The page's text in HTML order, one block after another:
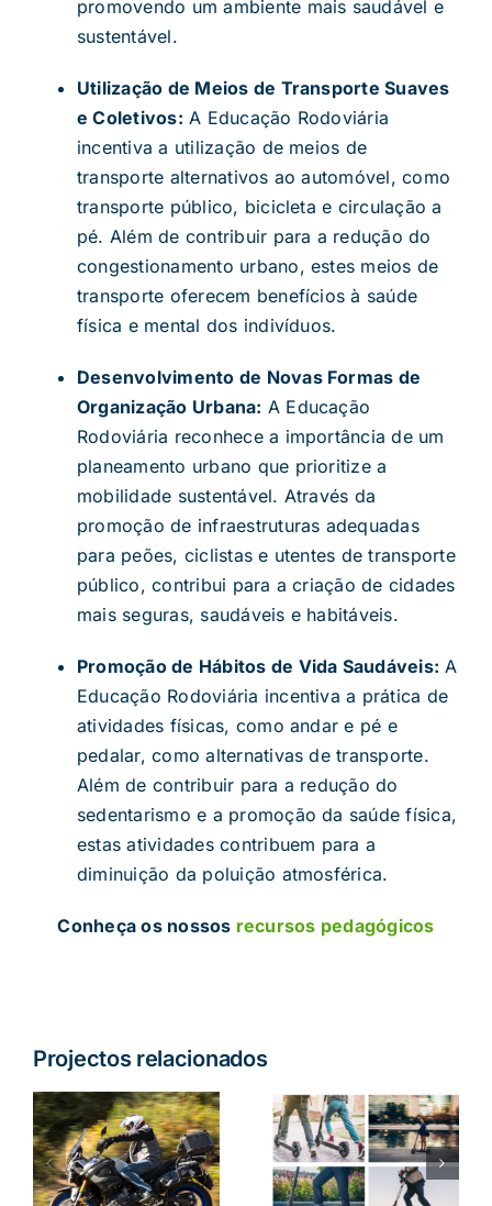
promovendo um ambiente mais saudável e
sustentável.
Utilização de Meios de Transporte Suaves
e Coletivos: A Educação Rodoviária
incentiva a utilização de meios de
transporte alternativos ao automóvel, como
transporte público, bicicleta e circulação a
pé. Além de contribuir para a redução do
congestionamento urbano, estes meios de
transporte oferecem benefícios à saúde
física e mental dos indivíduos.
Desenvolvimento de Novas Formas de
Organização Urbana: A Educação
Rodoviária reconhece a importância de um
planeamento urbano que prioritize a
mobilidade sustentável. Através da
promoção de infraestruturas adequadas
para peões, ciclistas e utentes de transporte
público, contribui para a criação de cidades
mais seguras, saudáveis e habitáveis.
Promoção de Hábitos de Vida Saudáveis: A
Educação Rodoviária incentiva a prática de
atividades físicas, como andar e pé e
pedalar, como alternativas de transporte.
Além de contribuir para a redução do
sedentarismo e a promoção da saúde física,
estas atividades contribuem para a
diminuição da poluição atmosférica.
Conheça os nossos recursos pedagógicos
Projectos relacionados
Trotinetas
Velocidade